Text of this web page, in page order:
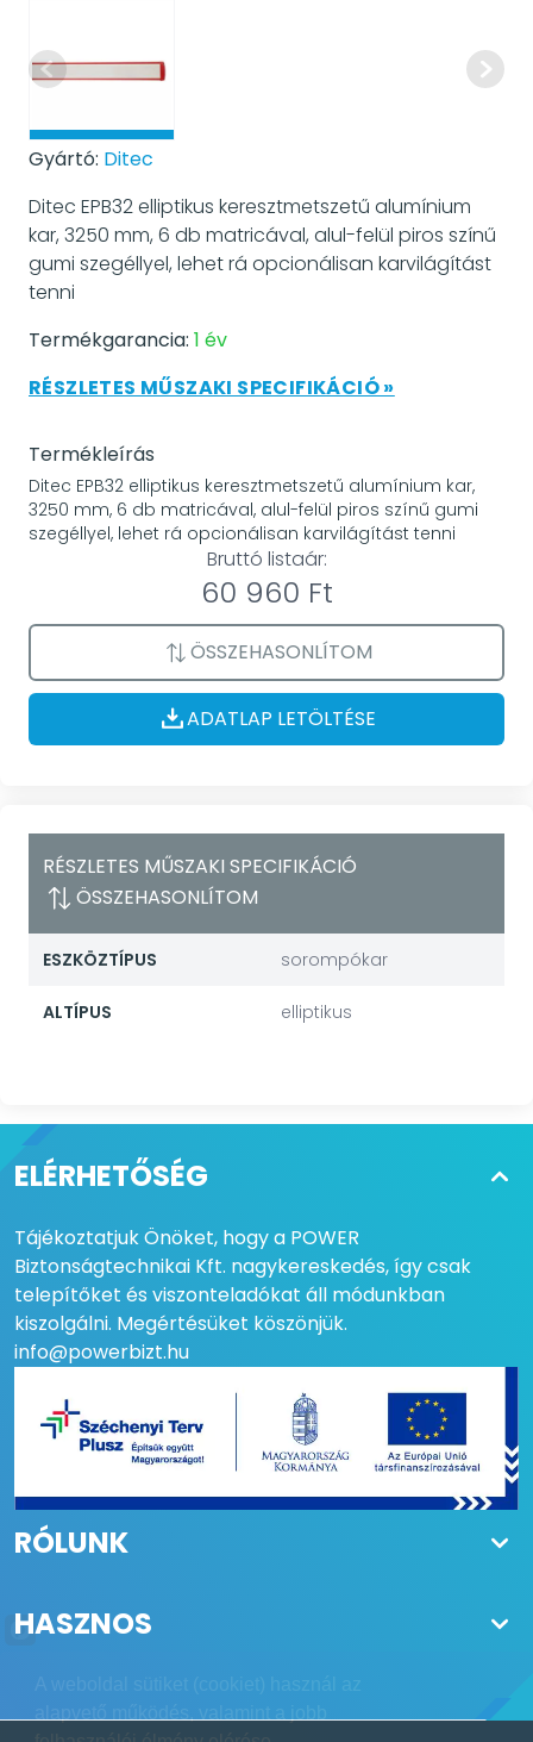
Gyártó: Ditec
Ditec EPB32 elliptikus keresztmetszetű alumínium
kar, 3250 mm, 6 db matricával, alul-felül piros színű
gumi szegéllyel, lehet rá opcionálisan karvilágítást
tenni
Termékgarancia: 1 év
RÉSZLETES MŰSZAKI SPECIFIKÁCIÓ »
Termékleírás
Ditec EPB32 elliptikus keresztmetszetű alumínium kar,
3250 mm, 6 db matricával, alul-felül piros színű gumi
szegéllyel, lehet rá opcionálisan karvilágítást tenni
Bruttó listaár:
60 960 Ft
ÖSSZEHASONLÍTOM
ADATLAP LETÖLTÉSE
RÉSZLETES MŰSZAKI SPECIFIKÁCIÓ
ÖSSZEHASONLÍTOM
ESZKÖZTÍPUS sorompókar
ALTÍPUS elliptikus
ELÉRHETŐSÉG
Tájékoztatjuk Önöket, hogy a POWER
Biztonságtechnikai Kft. nagykereskedés, így csak
telepítőket és viszonteladókat áll módunkban
kiszolgálni. Megértésüket köszönjük.
info@powerbizt.hu
RÓLUNK
HASZNOS
A weboldal sütiket (cookiet) használ az